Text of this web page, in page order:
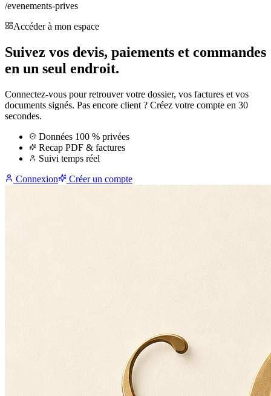
/evenements-prives
Accéder à mon espace
Suivez vos devis, paiements et commandes
en un seul endroit.
Connectez-vous pour retrouver votre dossier, vos factures et vos
documents signés. Pas encore client ? Créez votre compte en 30
secondes.
Données 100 % privées
Recap PDF & factures
Suivi temps réel
Connexion
Créer un compte